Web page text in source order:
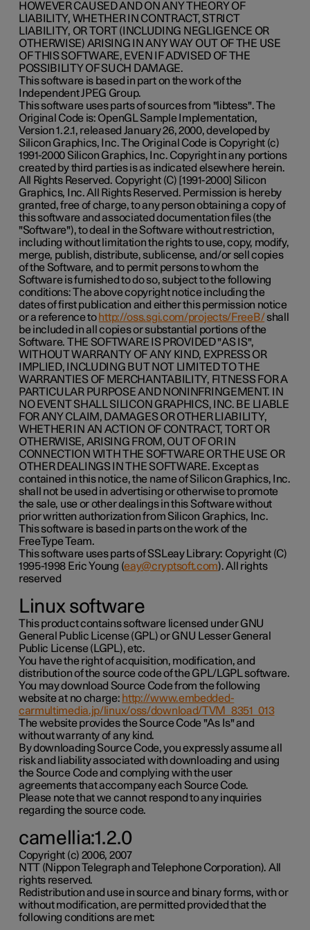
HOWEVER CAUSED AND ON ANY THEORY OF
LIABILITY, WHETHER IN CONTRACT, STRICT
LIABILITY, OR TORT (INCLUDING NEGLIGENCE OR
OTHERWISE) ARISING IN ANY WAY OUT OF THE USE
OF THIS SOFTWARE, EVEN IF ADVISED OF THE
POSSIBILITY OF SUCH DAMAGE.
This software is based in part on the work of the
Independent JPEG Group.
This software uses parts of sources from "libtess". The
Original Code is: OpenGL Sample Implementation,
Version 1.2.1, released January 26, 2000, developed by
Silicon Graphics, Inc. The Original Code is Copyright (c)
1991-2000 Silicon Graphics, Inc. Copyright in any portions
created by third parties is as indicated elsewhere herein.
All Rights Reserved. Copyright (C) [1991-2000] Silicon
Graphics, Inc. All Rights Reserved. Permission is hereby
granted, free of charge, to any person obtaining a copy of
this software and associated documentation files (the
"Software"), to deal in the Software without restriction,
including without limitation the rights to use, copy, modify,
merge, publish, distribute, sublicense, and/or sell copies
of the Software, and to permit persons to whom the
Software is furnished to do so, subject to the following
conditions: The above copyright notice including the
dates of first publication and either this permission notice
or a reference to http://oss.sgi.com/projects/FreeB/shall
be included in all copies or substantial portions of the
Software. THE SOFTWARE IS PROVIDED "AS IS",
WITHOUT WARRANTY OF ANY KIND, EXPRESS OR
IMPLIED, INCLUDING BUT NOT LIMITED TO THE
WARRANTIES OF MERCHANTABILITY, FITNESS FOR A
PARTICULAR PURPOSE AND NONINFRINGEMENT. IN
NO EVENT SHALL SILICON GRAPHICS, INC. BE LIABLE
FOR ANY CLAIM, DAMAGES OR OTHER LIABILITY,
WHETHER IN AN ACTION OF CONTRACT, TORT OR
OTHERWISE, ARISING FROM, OUT OF OR IN
CONNECTION WITH THE SOFTWARE OR THE USE OR
OTHER DEALINGS IN THE SOFTWARE. Except as
contained in this notice, the name of Silicon Graphics, Inc.
shall not be used in advertising or otherwise to promote
the sale, use or other dealings in this Software without
prior written authorization from Silicon Graphics, Inc.
This software is based in parts on the work of the
FreeType Team.
This software uses parts of SSLeay Library: Copyright (C)
1995-1998 Eric Young (eay@cryptsoft.com). All rights
reserved
Linux software
This product contains software licensed under GNU
General Public License (GPL) or GNU Lesser General
Public License (LGPL), etc.
You have the right of acquisition, modification, and
distribution of the source code of the GPL/LGPL software.
You may download Source Code from the following
website at no charge: http://www.embedded-
carmultimedia.jp/linux/oss/download/TVM_8351_013
The website provides the Source Code "As Is" and
without warranty of any kind.
By downloading Source Code, you expressly assume all
risk and liability associated with downloading and using
the Source Code and complying with the user
agreements that accompany each Source Code.
Please note that we cannot respond to any inquiries
regarding the source code.
camellia:1.2.0
Copyright (c) 2006, 2007
NTT (Nippon Telegraph and Telephone Corporation). All
rights reserved.
Redistribution and use in source and binary forms, with or
without modification, are permitted provided that the
following conditions are met: